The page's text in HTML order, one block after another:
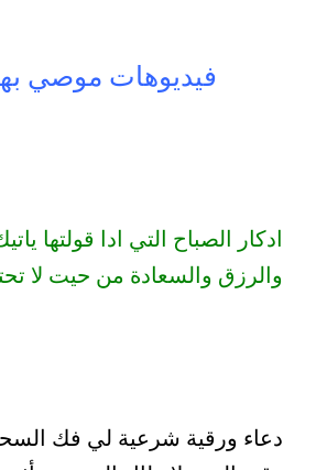
فيديوهات موصي
ادكار الصباح التي ادا قولتها
والرزق والسعادة من حيت لا
دعاء ورقية شرعية لي فك